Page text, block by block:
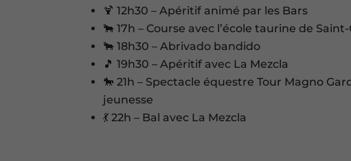
🍹 12h30 – Apéritif animé par les Bars
🐂 17h – Course avec l’école taurine de
🐂 18h30 – Abrivado bandido
🎵 19h30 – Apéritif avec La Mezcla
🐎 21h – Spectacle équestre Tour Magno
jeunesse
💃 22h – Bal avec La Mezcla